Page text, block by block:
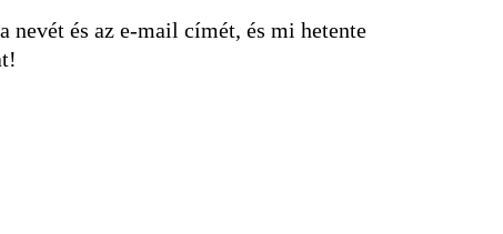
és az e-mail címét, és mi hetente